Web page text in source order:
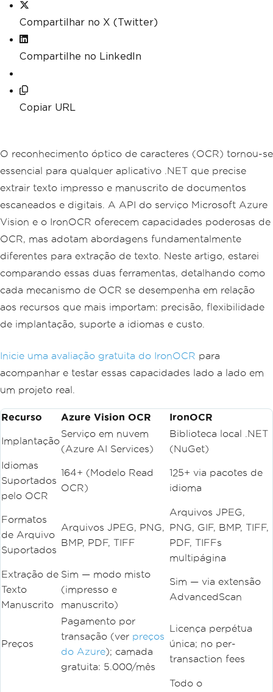
Compartilhar no X (Twitter)
Compartilhe no LinkedIn
Copiar URL
O reconhecimento óptico de caracteres (OCR) tornou-se
essencial para qualquer aplicativo .NET que precise
extrair texto impresso e manuscrito de documentos
escaneados e digitais. A API do serviço Microsoft Azure
Vision e o IronOCR oferecem capacidades poderosas de
OCR, mas adotam abordagens fundamentalmente
diferentes para extração de texto. Neste artigo, estarei
comparando essas duas ferramentas, detalhando como
cada mecanismo de OCR se desempenha em relação
aos recursos que mais importam: precisão, flexibilidade
de implantação, suporte a idiomas e custo.
Inicie uma avaliação gratuita do IronOCR para
acompanhar e testar essas capacidades lado a lado em
um projeto real.
Recurso Azure Vision OCR IronOCR
Implantação
Serviço em nuvem
(Azure AI Services)
Biblioteca local .NET
(NuGet)
Idiomas
Suportados
pelo OCR
164+ (Modelo Read
OCR)
125+ via pacotes de
idioma
Formatos
de Arquivo
Suportados
Arquivos JPEG, PNG,
BMP, PDF, TIFF
Arquivos JPEG,
PNG, GIF, BMP, TIFF,
PDF, TIFFs
multipágina
Extração de
Texto
Manuscrito
Sim — modo misto
(impresso e
manuscrito)
Sim — via extensão
AdvancedScan
Preços
Pagamento por
transação (ver preços
do Azure); camada
gratuita: 5.000/mês
Licença perpétua
única; no per-
transaction fees
Todo o